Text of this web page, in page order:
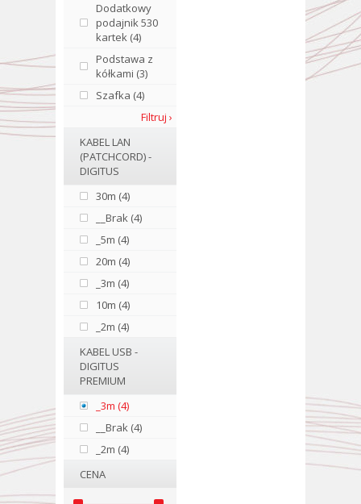
Dodatkowy
podajnik 530
kartek (4)
Podstawa z
kółkami (3)
Szafka (4)
Filtruj ›
KABEL LAN
(PATCHCORD) -
DIGITUS
30m (4)
__Brak (4)
_5m (4)
20m (4)
_3m (4)
10m (4)
_2m (4)
KABEL USB -
DIGITUS
PREMIUM
_3m (4)
__Brak (4)
_2m (4)
CENA